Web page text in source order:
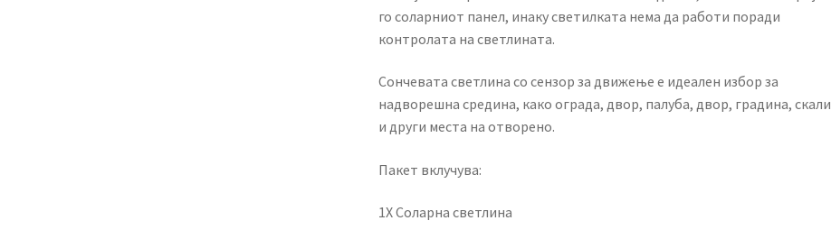
го соларниот панел, инаку светилката нема да работи поради
контролата на светлината.
Сончевата светлина со сензор за движење е идеален избор за
надворешна средина, како ограда, двор, палуба, двор, градина, скали
и други места на отворено.
Пакет вклучува:
1X Соларна светлина